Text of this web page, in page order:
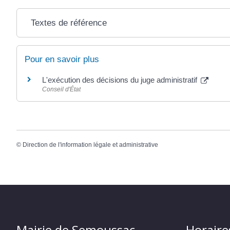
Textes de référence
Pour en savoir plus
L'exécution des décisions du juge administratif
Conseil d'État
© Direction de l'information légale et administrative